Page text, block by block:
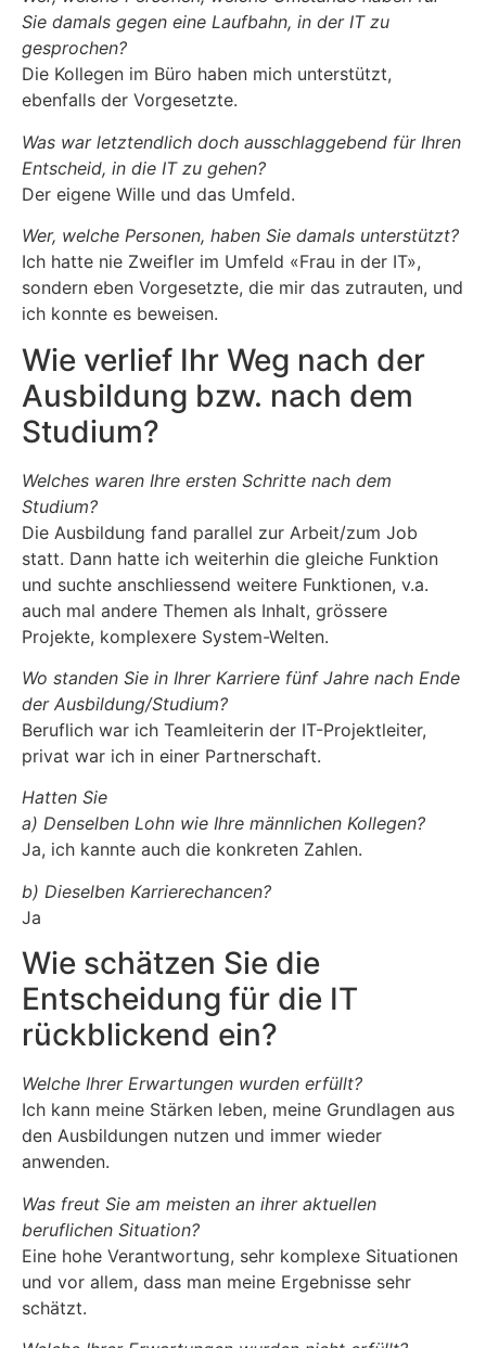
Sie damals gegen eine Laufbahn, in der IT zu
gesprochen?
Die Kollegen im Büro haben mich unterstützt,
ebenfalls der Vorgesetzte.
Was war letztendlich doch ausschlaggebend für Ihren
Entscheid, in die IT zu gehen?
Der eigene Wille und das Umfeld.
Wer, welche Personen, haben Sie damals unterstützt?
Ich hatte nie Zweifler im Umfeld «Frau in der IT»,
sondern eben Vorgesetzte, die mir das zutrauten, und
ich konnte es beweisen.
Wie verlief Ihr Weg nach der
Ausbildung bzw. nach dem
Studium?
Welches waren Ihre ersten Schritte nach dem
Studium?
Die Ausbildung fand parallel zur Arbeit/zum Job
statt. Dann hatte ich weiterhin die gleiche Funktion
und suchte anschliessend weitere Funktionen, v.a.
auch mal andere Themen als Inhalt, grössere
Projekte, komplexere System-Welten.
Wo standen Sie in Ihrer Karriere fünf Jahre nach Ende
der Ausbildung/Studium?
Beruflich war ich Teamleiterin der IT-Projektleiter,
privat war ich in einer Partnerschaft.
Hatten Sie
a) Denselben Lohn wie Ihre männlichen Kollegen?
Ja, ich kannte auch die konkreten Zahlen.
b) Dieselben Karrierechancen?
Ja
Wie schätzen Sie die
Entscheidung für die IT
rückblickend ein?
Welche Ihrer Erwartungen wurden erfüllt?
Ich kann meine Stärken leben, meine Grundlagen aus
den Ausbildungen nutzen und immer wieder
anwenden.
Was freut Sie am meisten an ihrer aktuellen
beruflichen Situation?
Eine hohe Verantwortung, sehr komplexe Situationen
und vor allem, dass man meine Ergebnisse sehr
schätzt.